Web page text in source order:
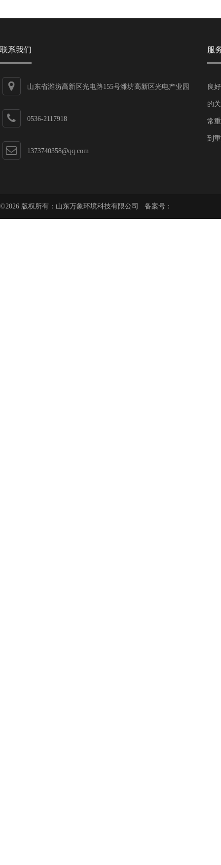
联系我们
山东省潍坊高新区光电路155号潍坊高新区光电产业园
0536-2117918
1373740358@qq.com
服
良
的
常
到
©2026 版权所有：山东万象环境科技有限公司 备案号：